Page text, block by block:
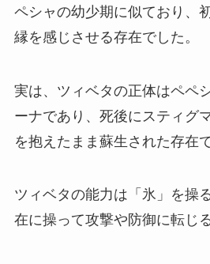
ペシャの幼少期に似ており、
縁を感じさせる存在でした。
実は、ツィベタの正体はペペ
ーナであり、死後にスティグ
を抱えたまま蘇生された存在で
ツィベタの能力は「氷」を操
在に操って攻撃や防御に転じ